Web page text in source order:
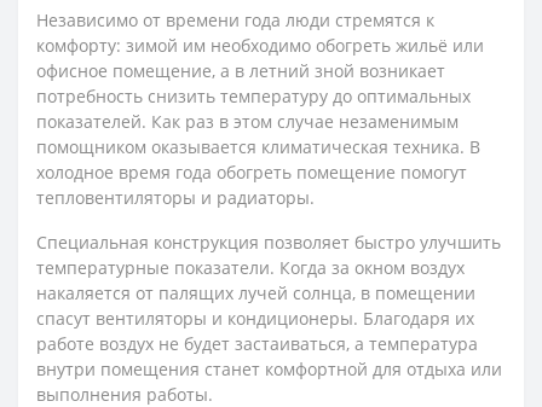
Независимо от времени года люди стремятся к
комфорту: зимой им необходимо обогреть жильё или
офисное помещение, а в летний зной возникает
потребность снизить температуру до оптимальных
показателей. Как раз в этом случае незаменимым
помощником оказывается климатическая техника. В
холодное время года обогреть помещение помогут
тепловентиляторы и радиаторы.
Специальная конструкция позволяет быстро улучшить
температурные показатели. Когда за окном воздух
накаляется от палящих лучей солнца, в помещении
спасут вентиляторы и кондиционеры. Благодаря их
работе воздух не будет застаиваться, а температура
внутри помещения станет комфортной для отдыха или
выполнения работы.